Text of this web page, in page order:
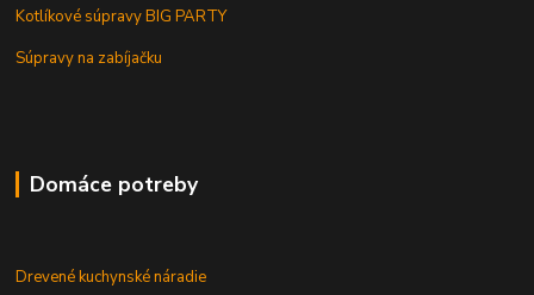
Kotlíkové súpravy BIG PARTY
Súpravy na zabíjačku
Domáce potreby
Drevené kuchynské náradie